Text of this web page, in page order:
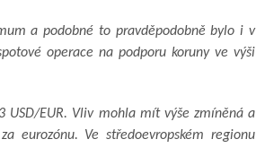
a podobné to pravděpodobně bylo i v
operace na podporu koruny ve výši
USD/EUR. Vliv mohla mít výše zmíněná a
eurozónu. Ve středoevropském regionu